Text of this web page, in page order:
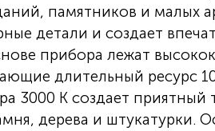
памятников и малых
детали и создает
прибора лежат
длительный ресурс
3000 К создает
дерева и штукатурки.